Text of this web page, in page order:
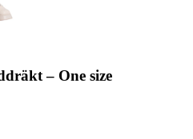
– One size